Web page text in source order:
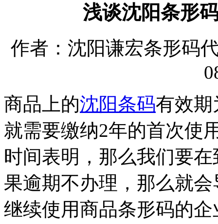
浅谈沈阳条形
作者：沈阳谦宏条形码
商品上的沈阳条码有效期
就需要缴纳2年的首次使
时间表明，那么我们要
果逾期不办理，那么就会
继续使用商品条形码的